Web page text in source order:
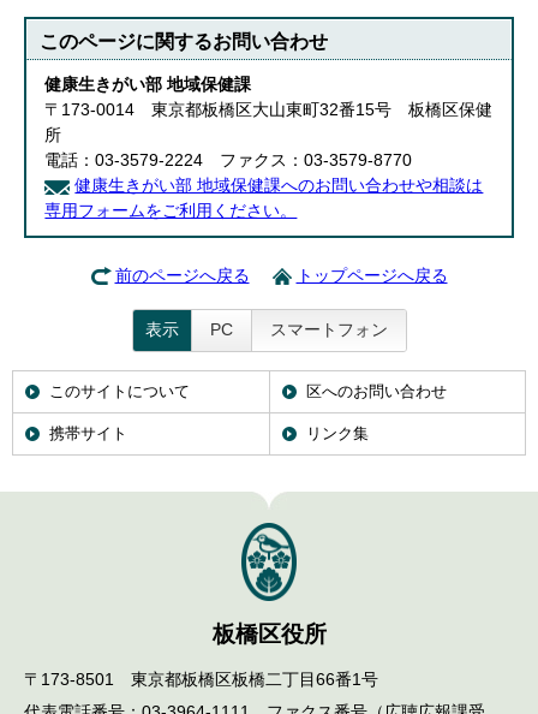
このページに関するお問い合わせ
健康生きがい部 地域保健課
〒173-0014 東京都板橋区大山東町32番15号 板橋区保健
所
電話：03-3579-2224 ファクス：03-3579-8770
健康生きがい部 地域保健課へのお問い合わせや相談は
専用フォームをご利用ください。
前のページへ戻る トップページへ戻る
表示 PC スマートフォン
このサイトについて 区へのお問い合わせ
携帯サイト リンク集
板橋区役所
〒173-8501 東京都板橋区板橋二丁目66番1号